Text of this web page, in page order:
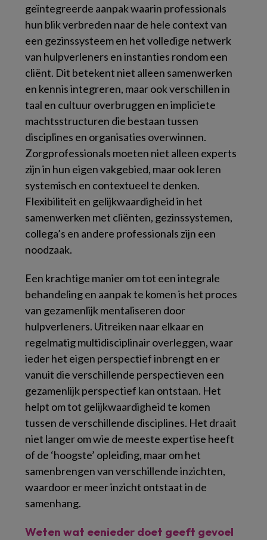
geïntegreerde aanpak waarin professionals
hun blik verbreden naar de hele context van
een gezinssysteem en het volledige netwerk
van hulpverleners en instanties rondom een
cliënt. Dit betekent niet alleen samenwerken
en kennis integreren, maar ook verschillen in
taal en cultuur overbruggen en impliciete
machtsstructuren die bestaan tussen
disciplines en organisaties overwinnen.
Zorgprofessionals moeten niet alleen experts
zijn in hun eigen vakgebied, maar ook leren
systemisch en contextueel te denken.
Flexibiliteit en gelijkwaardigheid in het
samenwerken met cliënten, gezinssystemen,
collega’s en andere professionals zijn een
noodzaak.
Een krachtige manier om tot een integrale
behandeling en aanpak te komen is het proces
van gezamenlijk mentaliseren door
hulpverleners. Uitreiken naar elkaar en
regelmatig multidisciplinair overleggen, waar
ieder het eigen perspectief inbrengt en er
vanuit die verschillende perspectieven een
gezamenlijk perspectief kan ontstaan. Het
helpt om tot gelijkwaardigheid te komen
tussen de verschillende disciplines. Het draait
niet langer om wie de meeste expertise heeft
of de ‘hoogste’ opleiding, maar om het
samenbrengen van verschillende inzichten,
waardoor er meer inzicht ontstaat in de
samenhang.
Weten wat eenieder doet geeft gevoel